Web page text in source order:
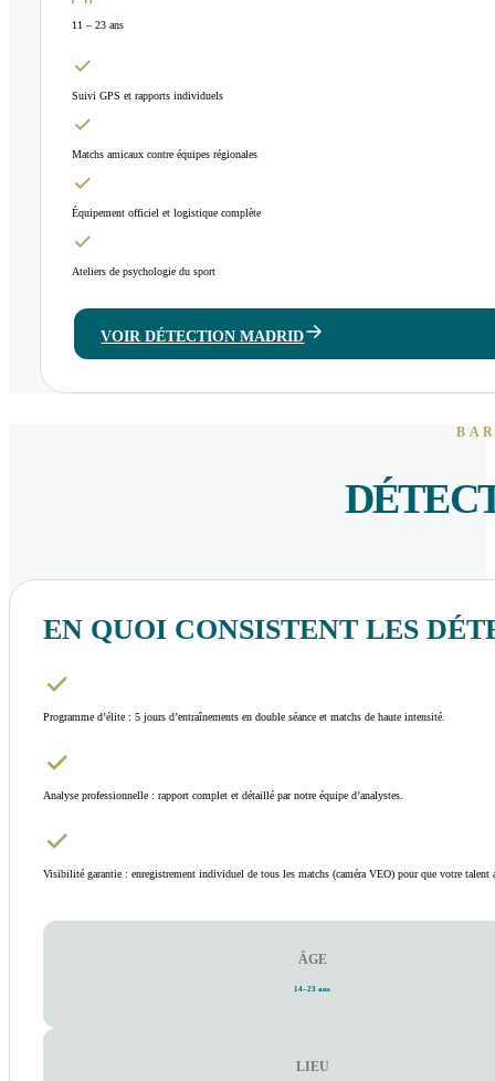
11 – 23 ans
Suivi GPS et rapports individuels
Matchs amicaux contre équipes régionales
Équipement officiel et logistique complète
Ateliers de psychologie du sport
VOIR DÉTECTION MADRID
EN QUOI CONSISTENT LES
Programme d’élite : 5 jours d’entraînements en double séance et matchs de haute intensité.
Analyse professionnelle : rapport complet et détaillé par notre équipe d’analystes.
Visibilité garantie : enregistrement individuel de tous les matchs (caméra VEO) pour que votre talent
ÂGE
14–23 ans
LIEU